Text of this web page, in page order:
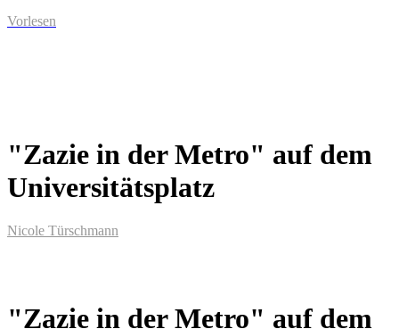
Vorlesen
"Zazie in der Metro" auf dem
Universitätsplatz
Nicole Türschmann
"Zazie in der Metro" auf dem